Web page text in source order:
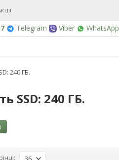
Telegram Viber WhatsApp
240 ГБ.
SSD: 240 ГБ.